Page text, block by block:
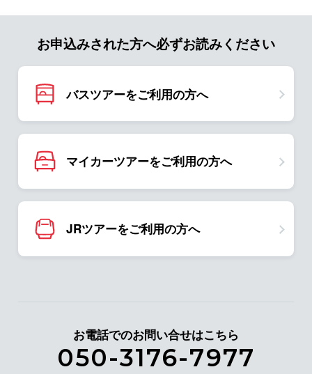
お申込みされた方へ必ずお読みください
バスツアーをご利用の方へ
マイカーツアーをご利用の方へ
JRツアーをご利用の方へ
お電話でのお問い合せはこちら
050-3176-7977